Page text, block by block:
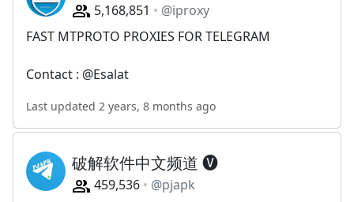
5,168,851
@iproxy
FAST MTPROTO PROXIES FOR TELEGRAM
Contact : @Esalat
Last updated 2 years, 8 months ago
破解软件中文频道 🅥
459,536
@pjapk